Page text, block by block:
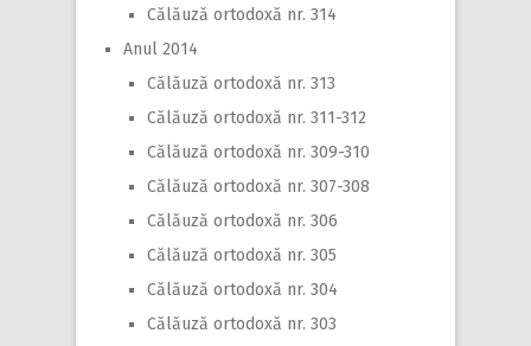
Călăuză ortodoxă nr. 314
Anul 2014
Călăuză ortodoxă nr. 313
Călăuză ortodoxă nr. 311-312
Călăuză ortodoxă nr. 309-310
Călăuză ortodoxă nr. 307-308
Călăuză ortodoxă nr. 306
Călăuză ortodoxă nr. 305
Călăuză ortodoxă nr. 304
Călăuză ortodoxă nr. 303